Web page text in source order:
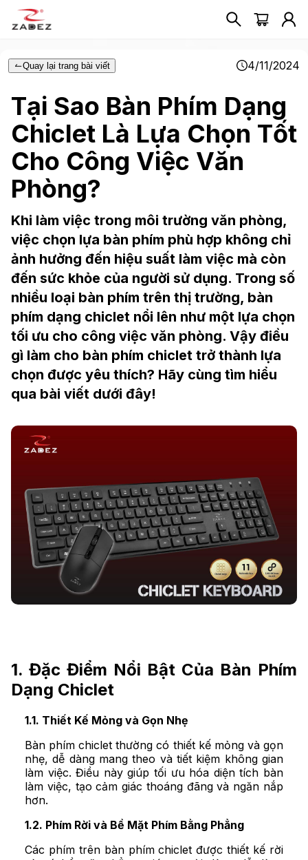
Quay lại trang bài viết 4/11/2024
Tại Sao Bàn Phím Dạng
Chiclet Là Lựa Chọn Tốt
Cho Công Việc Văn
Phòng?
Khi làm việc trong môi trường văn phòng,
việc chọn lựa bàn phím phù hợp không chỉ
ảnh hưởng đến hiệu suất làm việc mà còn
đến sức khỏe của người sử dụng. Trong số
nhiều loại bàn phím trên thị trường, bàn
phím dạng chiclet nổi lên như một lựa chọn
tối ưu cho công việc văn phòng. Vậy điều
gì làm cho bàn phím chiclet trở thành lựa
chọn được yêu thích? Hãy cùng tìm hiểu
qua bài viết dưới đây!
1. Đặc Điểm Nổi Bật Của Bàn Phím
Dạng Chiclet
1.1. Thiết Kế Mỏng và Gọn Nhẹ
Bàn phím chiclet thường có thiết kế mỏng và gọn
nhẹ, dễ dàng mang theo và tiết kiệm không gian
làm việc. Điều này giúp tối ưu hóa diện tích bàn
làm việc, tạo cảm giác thoáng đãng và ngăn nắp
hơn.
1.2. Phím Rời và Bề Mặt Phím Bằng Phẳng
Các phím trên bàn phím chiclet được thiết kế rời